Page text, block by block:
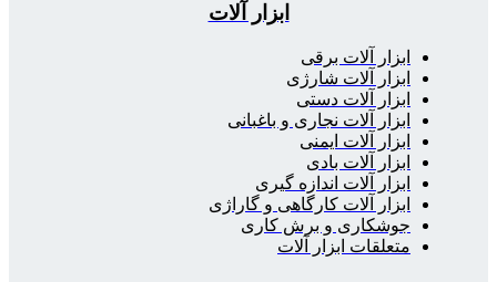
ابزار آلات
ابزار آلات برقی
ابزار آلات شارژی
ابزار آلات دستی
ابزار آلات نجاری و باغبانی
ابزار آلات ایمنی
ابزار آلات بادی
ابزار آلات اندازه گیری
ابزار آلات کارگاهی و گاراژی
جوشکاری و برش کاری
متعلقات ابزار آلات